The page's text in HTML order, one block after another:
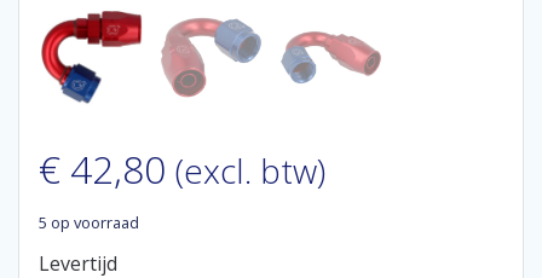
€ 42,80 (excl. btw)
5 op voorraad
Levertijd